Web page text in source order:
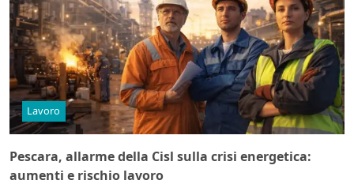
Lavoro
Pescara, allarme della Cisl sulla crisi energetica:
aumenti e rischio lavoro